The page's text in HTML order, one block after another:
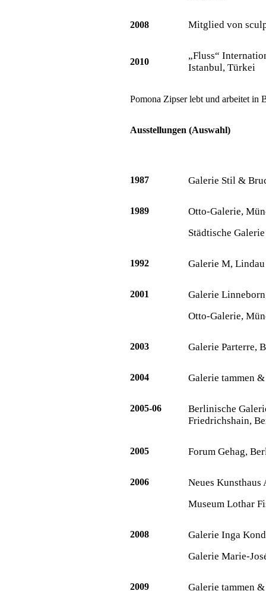
2008 Mitglied von
2010
„Fluss“
Istanbul, Türkei
Pomona Zipser lebt und arbeitet in
Ausstellungen (Auswahl)
1987 Galerie Stil &
1989
Otto-Galerie,
Städtische
1992 Galerie M,
2001
Galerie
Otto-Galerie,
2003 Galerie Parterre,
2004 Galerie tammen
2005-06
Berlinische
Friedrichshain,
2005 Forum Gehag,
2006
Neues Kunsthaus
Museum Lothar
2008
Galerie Inga
Galerie Marie-
2009 Galerie tammen